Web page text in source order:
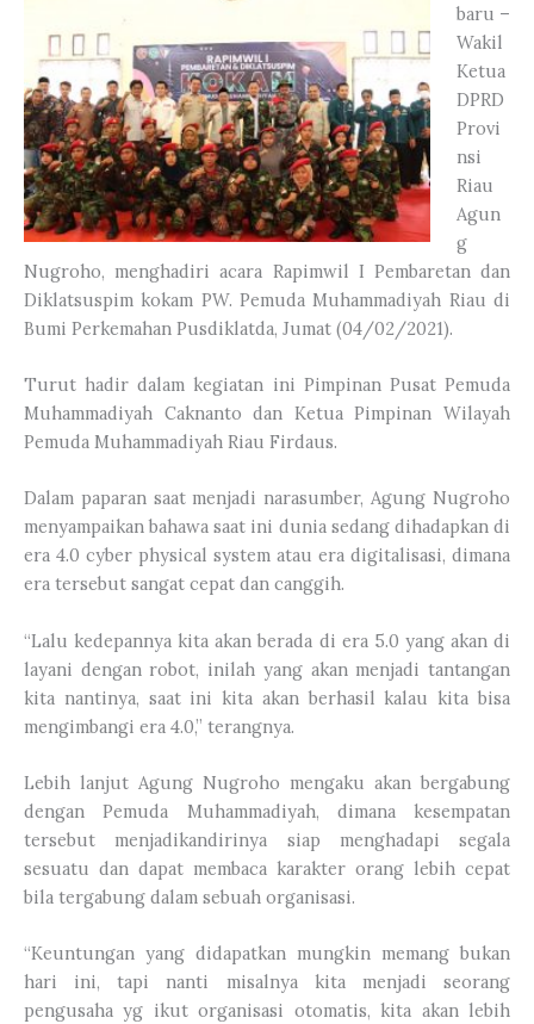
baru –
Wakil
Ketua
DPRD
Provi
nsi
Riau
Agun
g
Nugroho, menghadiri acara Rapimwil I Pembaretan dan
Diklatsuspim kokam PW. Pemuda Muhammadiyah Riau di
Bumi Perkemahan Pusdiklatda, Jumat (04/02/2021).
Turut hadir dalam kegiatan ini Pimpinan Pusat Pemuda
Muhammadiyah Caknanto dan Ketua Pimpinan Wilayah
Pemuda Muhammadiyah Riau Firdaus.
Dalam paparan saat menjadi narasumber, Agung Nugroho
menyampaikan bahawa saat ini dunia sedang dihadapkan di
era 4.0 cyber physical system atau era digitalisasi, dimana
era tersebut sangat cepat dan canggih.
“Lalu kedepannya kita akan berada di era 5.0 yang akan di
layani dengan robot, inilah yang akan menjadi tantangan
kita nantinya, saat ini kita akan berhasil kalau kita bisa
mengimbangi era 4.0,” terangnya.
Lebih lanjut Agung Nugroho mengaku akan bergabung
dengan Pemuda Muhammadiyah, dimana kesempatan
tersebut menjadikandirinya siap menghadapi segala
sesuatu dan dapat membaca karakter orang lebih cepat
bila tergabung dalam sebuah organisasi.
“Keuntungan yang didapatkan mungkin memang bukan
hari ini, tapi nanti misalnya kita menjadi seorang
pengusaha yg ikut organisasi otomatis, kita akan lebih